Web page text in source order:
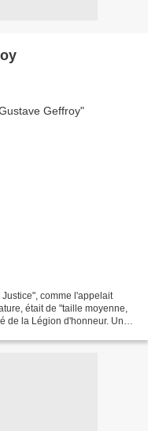
comme l'appelait
était de "taille moyenne,
de la Légion d'honneur. Un